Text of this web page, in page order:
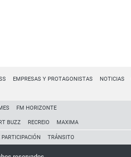
EMPRESAS Y PROTAGONISTAS NOTICIAS
FM HORIZONTE
BUZZ RECREIO MAXIMA
PARTICIPACIÓN TRÁNSITO